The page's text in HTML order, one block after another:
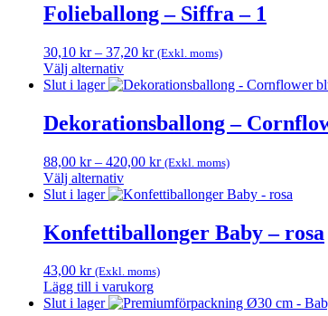
kan
väljas
på
produktsidan
Folieballong – Siffra – 1
30,10 kr – 37,20 krPrisintervall:
till
(Exkl. moms)
Välj alternativ
Den
produkten
har
varianter.
De
olika
kan
väljas
på
produktsidan
Slut i lager
Dekorationsballong –
88,00 kr – 420,00 krPrisintervall:
till
(Exkl. moms)
Välj alternativ
Den
produkten
har
varianter.
De
olika
Slut i lager
Konfettiballonger Baby – rosa
43,00 kr (Exkl. moms)
Lägg till i varukorg
Slut i lager